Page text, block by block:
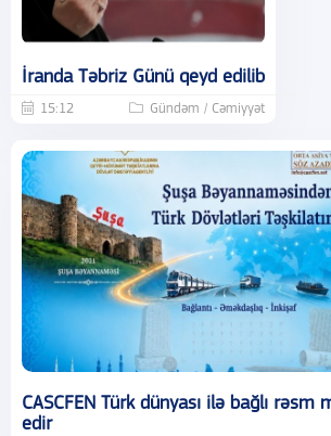
İranda Təbriz Günü qeyd edilib
15:12 Gündəm / Cəmiyyət
CASCFEN Türk dünyası ilə bağlı rəsm
edir